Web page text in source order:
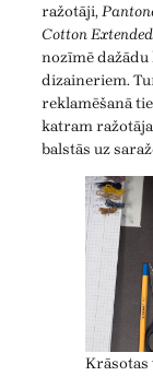
ražotāji,
Cotton
nozīmē
dizaineriem.
reklamēšanā
katram
balstās uz
Krāsotas